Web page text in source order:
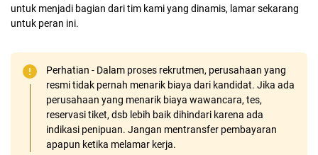
untuk menjadi bagian dari tim kami yang dinamis, lamar sekarang
untuk peran ini.
Perhatian - Dalam proses rekrutmen, perusahaan yang
resmi tidak pernah menarik biaya dari kandidat. Jika ada
perusahaan yang menarik biaya wawancara, tes,
reservasi tiket, dsb lebih baik dihindari karena ada
indikasi penipuan. Jangan mentransfer pembayaran
apapun ketika melamar kerja.